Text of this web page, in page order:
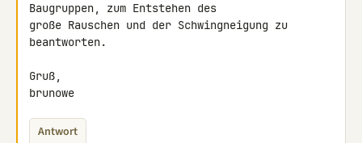
Baugruppen, zum Entstehen des
große Rauschen und der Schwingneigung zu
beantworten.
Gruß,
brunowe
Antwort